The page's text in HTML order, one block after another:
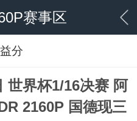
赛事区
分
世界杯1/16决赛 阿
2160P 国德现三